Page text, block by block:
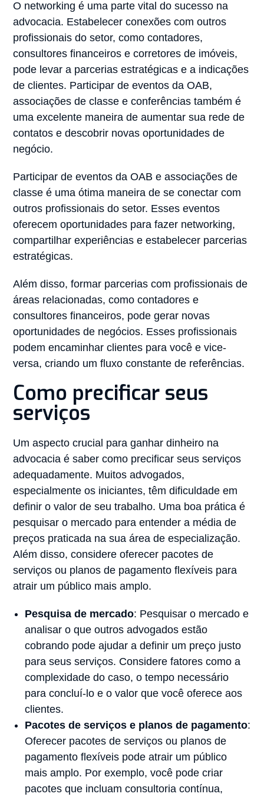
O networking é uma parte vital do sucesso na
advocacia. Estabelecer conexões com outros
profissionais do setor, como contadores,
consultores financeiros e corretores de imóveis,
pode levar a parcerias estratégicas e a indicações
de clientes. Participar de eventos da OAB,
associações de classe e conferências também é
uma excelente maneira de aumentar sua rede de
contatos e descobrir novas oportunidades de
negócio.
Participar de eventos da OAB e associações de
classe é uma ótima maneira de se conectar com
outros profissionais do setor. Esses eventos
oferecem oportunidades para fazer networking,
compartilhar experiências e estabelecer parcerias
estratégicas.
Além disso, formar parcerias com profissionais de
áreas relacionadas, como contadores e
consultores financeiros, pode gerar novas
oportunidades de negócios. Esses profissionais
podem encaminhar clientes para você e vice-
versa, criando um fluxo constante de referências.
Como precificar seus
serviços
Um aspecto crucial para ganhar dinheiro na
advocacia é saber como precificar seus serviços
adequadamente. Muitos advogados,
especialmente os iniciantes, têm dificuldade em
definir o valor de seu trabalho. Uma boa prática é
pesquisar o mercado para entender a média de
preços praticada na sua área de especialização.
Além disso, considere oferecer pacotes de
serviços ou planos de pagamento flexíveis para
atrair um público mais amplo.
Pesquisa de mercado: Pesquisar o mercado e
analisar o que outros advogados estão
cobrando pode ajudar a definir um preço justo
para seus serviços. Considere fatores como a
complexidade do caso, o tempo necessário
para concluí-lo e o valor que você oferece aos
clientes.
Pacotes de serviços e planos de pagamento:
Oferecer pacotes de serviços ou planos de
pagamento flexíveis pode atrair um público
mais amplo. Por exemplo, você pode criar
pacotes que incluam consultoria contínua,